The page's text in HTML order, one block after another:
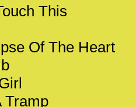
This
Of The Heart
Tramp